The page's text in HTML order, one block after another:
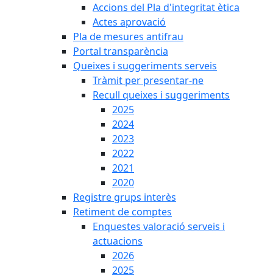
Accions del Pla d'integritat ètica
Actes aprovació
Pla de mesures antifrau
Portal transparència
Queixes i suggeriments serveis
Tràmit per presentar-ne
Recull queixes i suggeriments
2025
2024
2023
2022
2021
2020
Registre grups interès
Retiment de comptes
Enquestes valoració serveis i
actuacions
2026
2025